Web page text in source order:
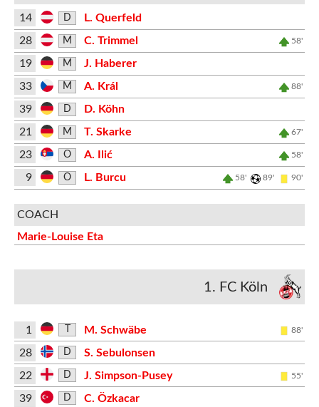
14 D
L. Querfeld
28
M C. Trimmel 58'
19 M
J. Haberer
33
M A. Král 88'
39 D
D. Köhn
21
M T. Skarke 67'
23 O A. Ilić 58'
9 O L. Burcu 58' 89' 90'
COACH
Marie-Louise Eta
1. FC Köln
1 M. Schwäbe 88'
28 D
S. Sebulonsen
22
D J. Simpson-Pusey 55'
39 D
C. Özkacar